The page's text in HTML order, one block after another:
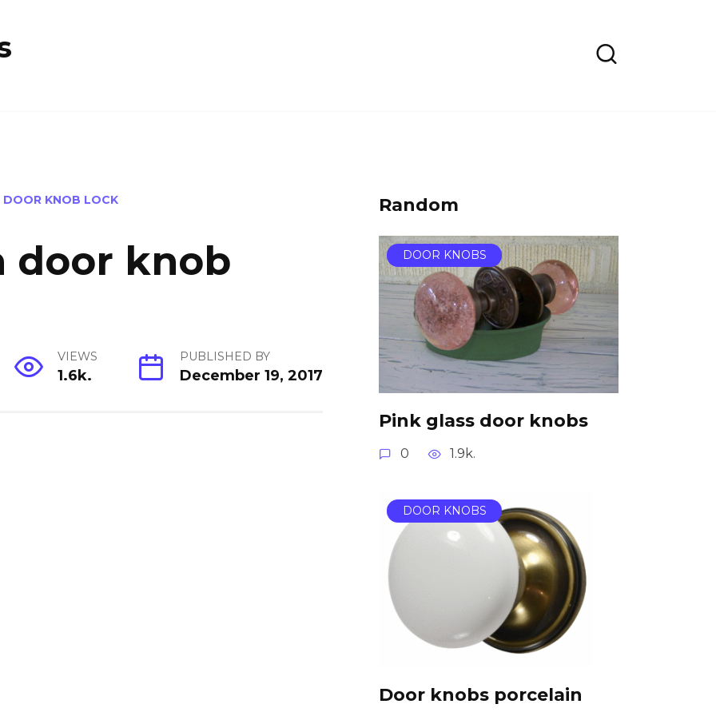
KNOB LOCK
door knob
VIEWS
1.6k.
PUBLISHED BY
December 19, 2017
Random
DOOR KNOBS
Pink glass door knobs
0 1.9k.
DOOR KNOBS
Door knobs porcelain